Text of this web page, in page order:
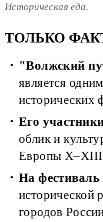
Историческая еда.
ТОЛЬКО
"Волжский
является
исторических
Его
облик и
Европы X–XIII
На
исторической
городов